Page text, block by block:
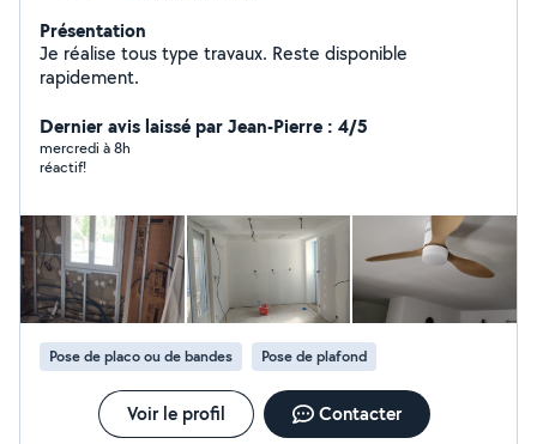
Présentation
Je réalise tous type travaux. Reste disponible
rapidement.
Dernier avis laissé par Jean-Pierre : 4/5
mercredi à 8h
réactif!
Pose de placo ou de bandes Pose de plafond
Voir le profil Contacter